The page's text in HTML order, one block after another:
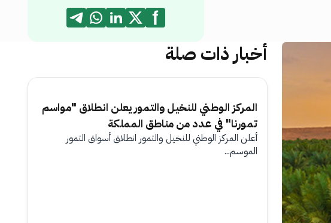
أخبار ذات صلة
المركز الوطني للنخيل والتمور يعلن انطلاق "مواسم
تمورنا" في عدد من مناطق المملكة
أعلن المركز الوطني للنخيل والتمور انطلاق أسواق التمور
الموسم...